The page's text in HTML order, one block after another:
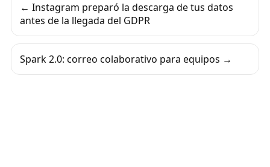
← Instagram preparó la descarga de tus datos
antes de la llegada del GDPR
Spark 2.0: correo colaborativo para equipos →